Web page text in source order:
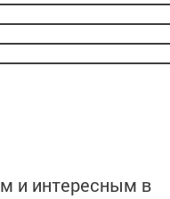
и интересным в